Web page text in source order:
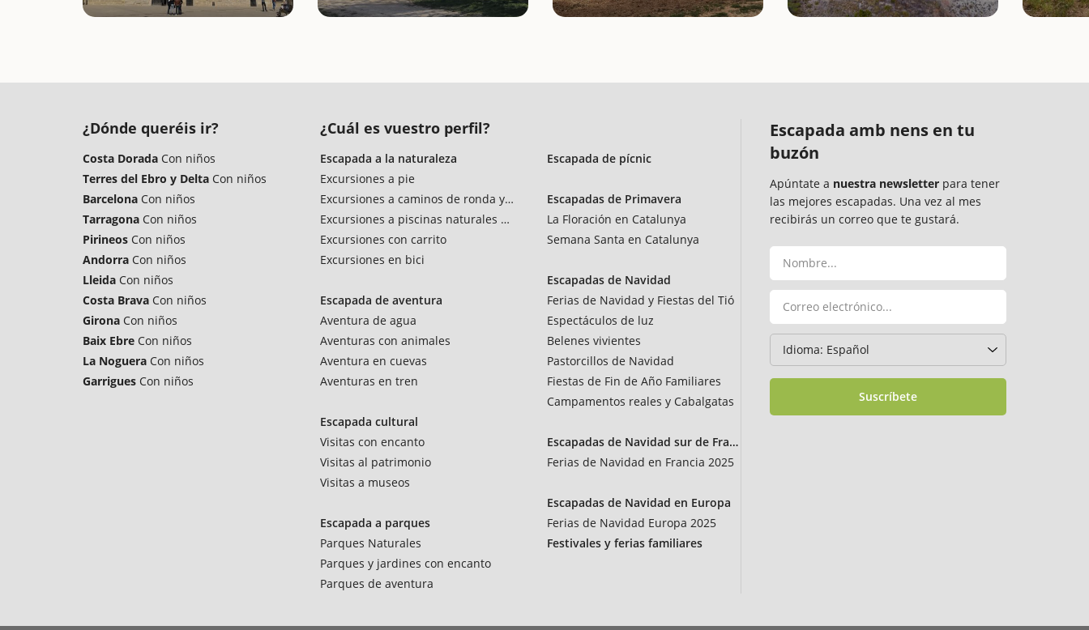
¿Dónde queréis ir?
Costa Dorada Con niños
Terres del Ebro y Delta Con niños
Barcelona Con niños
Tarragona Con niños
Pirineos Con niños
Andorra Con niños
Lleida Con niños
Costa Brava Con niños
Girona Con niños
Baix Ebre Con niños
La Noguera Con niños
Garrigues Con niños
¿Cuál es vuestro perfil?
Escapada a la naturaleza
Excursiones a pie
Excursiones a caminos de ronda y vías verdes
Excursiones a piscinas naturales y rios
Excursiones con carrito
Excursiones en bici
Escapada de aventura
Aventura de agua
Aventuras con animales
Aventura en cuevas
Aventuras en tren
Escapada cultural
Visitas con encanto
Visitas al patrimonio
Visitas a museos
Escapada a parques
Parques Naturales
Parques y jardines con encanto
Parques de aventura
Escapada de pícnic
Escapadas de Primavera
La Floración en Catalunya
Semana Santa en Catalunya
Escapadas de Navidad
Ferias de Navidad y Fiestas del Tió
Espectáculos de luz
Belenes vivientes
Pastorcillos de Navidad
Fiestas de Fin de Año Familiares
Campamentos reales y Cabalgatas
Escapadas de Navidad sur de Francia
Ferias de Navidad en Francia 2025
Escapadas de Navidad en Europa
Ferias de Navidad Europa 2025
Festivales y ferias familiares
Escapada amb nens en tu
buzón
Apúntate a nuestra newsletter para tener
las mejores escapadas. Una vez al mes
recibirás un correo que te gustará.
Suscríbete